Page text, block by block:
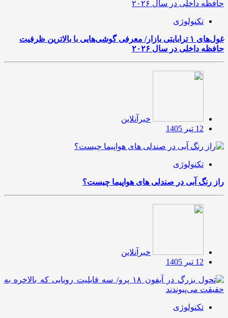
تکنولوژی
غول‌های ۱ ترابایتی بازار/ معرفی گوشی‌هایی با بالاترین ظرفیت
حافظه داخلی در سال ۲۰۲۶
خبرآنلاین
12 تیر 1405
تکنولوژی
راز رنگ آبی در صندلی های هواپیما چیست؟
خبرآنلاین
12 تیر 1405
تکنولوژی